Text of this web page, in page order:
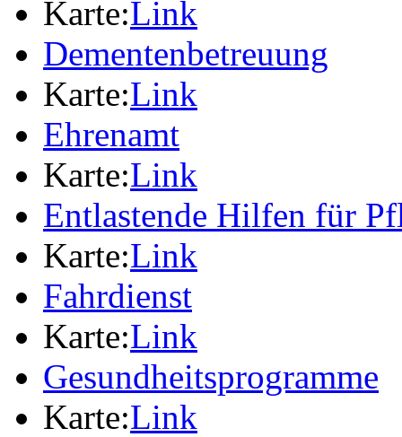
Karte:Link
Dementenbetreuung
Karte:Link
Ehrenamt
Karte:Link
Entlastende Hilfen für
Karte:Link
Fahrdienst
Karte:Link
Gesundheitsprogramme
Karte:Link